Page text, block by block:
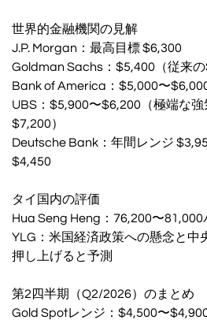
世界的金融機関の見解
J.P. Morgan：最高目標 $6,300
Goldman Sachs：$5,400（従来の
Bank of America：$5,000〜
UBS：$5,900〜$6,200（極端な
$7,200）
Deutsche Bank：年間レンジ
$4,450
タイ国内の評価
Hua Seng Heng：76,200〜
YLG：米国経済政策への懸念と中
押し上げると予測
第2四半期（Q2/2026）のまとめ
Gold Spotレンジ：$4,500〜